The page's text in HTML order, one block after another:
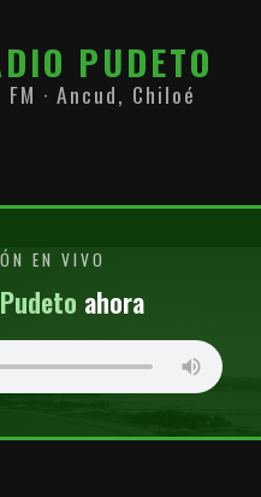
PUDETO
FM · Ancud, Chiloé
EN VIVO
ahora